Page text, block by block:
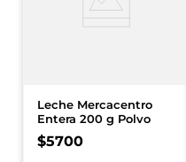
Leche Mercacentro
Entera 200 g Polvo
$5700